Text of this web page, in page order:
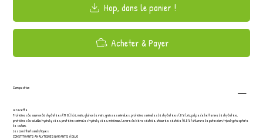
Hop, dans le panier !
Acheter & Payer
Composition
La recette
Protéines de saumon déshydratées (17%), blé, maïs, gluten de maïs, graisses animales, protéines animales déshydratées (8%), riz, pulpe de betterave déshydratée,
protéines de volaille hydrolysées, protéines animales hydrolysées, minéraux, levure de bière séchée, chicorée séchée (0.8%) chlorure de potassium, tripolyphosphate
de sodium.
Les constitants analytiques
CONSTITUANTS ANALYTIQUES GARANTIS À DLUO